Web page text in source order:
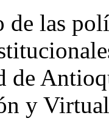
de las
de
y